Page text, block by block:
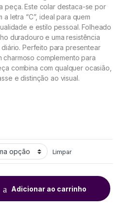
peça. Este colar destaca-se por
letra “C”, ideal para quem
e estilo pessoal. Folheado
duradouro e uma resistência
Perfeito para presentear
charmoso complemento para
combina com qualquer ocasião,
e distinção ao visual.
Limpar
Adicionar ao carrinho